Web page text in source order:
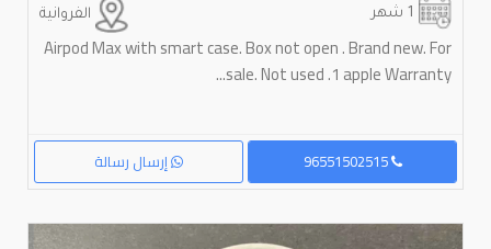
الفروانية
Airpod Max with smart case. Box not open . Brand new. For
sale. Not used .1 apple Warranty...
إرسال رسالة 96551502515